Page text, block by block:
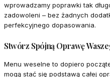
wprowadzamy poprawki tak
zadowoleni – bez żadnych
perfekcyjnego dopasowania.
Stwórz Spójną Oprawę
Menu weselne to dopiero
mogą stać się podstawą całej